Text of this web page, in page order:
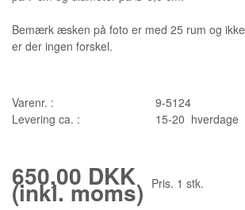
Bemærk æsken på foto er med 25 rum og
er der ingen forskel.
Varenr. :
9-5124
Levering ca. :
15-20 hverdage
650,00 DKK
(inkl. moms) Pris. 1 stk.